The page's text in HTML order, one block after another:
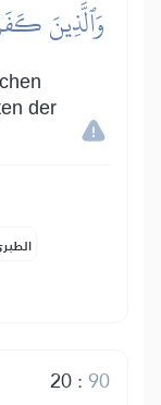
وَٱلَّذِينَ
der
20:90